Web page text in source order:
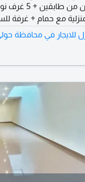
دينار.
مجهزة بميكروويف
الفيلا زاوية تقع على
للايجار في محافظة